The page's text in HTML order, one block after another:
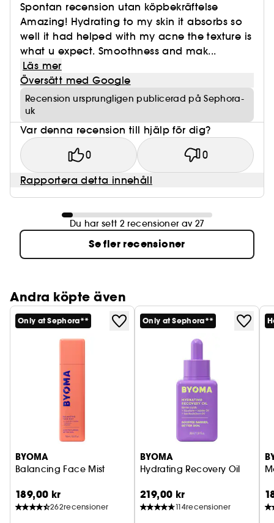
Spontan recension utan köpbekräftelse
Amazing! Hydrating to my skin it absorbs so
well it had helped with my acne the texture is
what u expect. Smoothness and mak...
Läs mer
Översätt med Google
Recension ursprungligen publicerad på Sephora-
uk
Var denna recension till hjälp för dig?
0 0
Rapportera detta innehåll
Du har sett 2 recensioner av 27
Se fler recensioner
Andra köpte även
Only at Sephora**
BYOMA
Balancing Face Mist
189,00 kr
262recensioner
Only at Sephora**
BYOMA
Hydrating Recovery Oil
219,00 kr
114recensioner